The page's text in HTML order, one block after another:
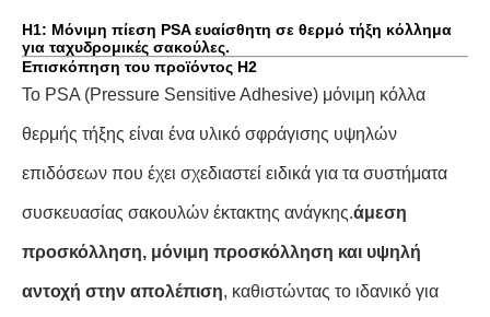
H1: Μόνιμη πίεση PSA ευαίσθητη σε θερμό τήξη κόλλημα
για ταχυδρομικές σακούλες.
Επισκόπηση του προϊόντος H2
Το PSA (Pressure Sensitive Adhesive) μόνιμη κόλλα
θερμής τήξης είναι ένα υλικό σφράγισης υψηλών
επιδόσεων που έχει σχεδιαστεί ειδικά για τα συστήματα
συσκευασίας σακουλών έκτακτης ανάγκης.άμεση
προσκόλληση, μόνιμη προσκόλληση και υψηλή
αντοχή στην απολέπιση, καθιστώντας το ιδανικό για